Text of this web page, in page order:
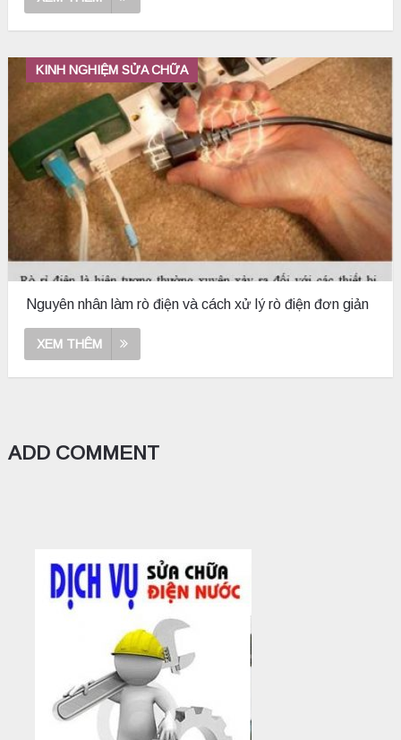
KINH NGHIỆM SỬA CHỮA
Nguyên nhân làm rò điện và cách xử lý rò điện đơn giản
XEM THÊM
ADD COMMENT